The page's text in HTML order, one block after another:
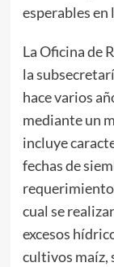
esperables en
La Oficina de
la
hace varios
mediante un
incluye
fechas de
cual se
excesos
cultivos maíz,